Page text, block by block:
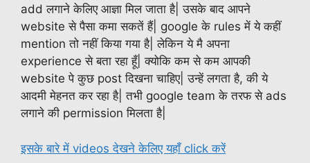
add लगाने केलिए आज्ञा मिल जाता है| उसके बाद आपने
website से पैसा कमा सकतें हैं| google के rules में ये कहीं
mention तो नहीं किया गया है| लेकिन ये मै अपना
experience से बता रहा हूँ| क्योकि कम से कम आपकी
website पे कुछ post दिखना चाहिए| उन्हें लगता है, की ये
आदमी मेहनत कर रहा है| तभी google team के तरफ से ads
लगाने की permission मिलता है|
इसके बारे में videos देखने केलिए यहाँ click करें